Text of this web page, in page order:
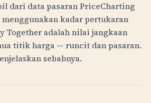
dari data pasaran PriceCharting
menggunakan kadar pertukaran
Together adalah nilai jangkaan
titik harga — runcit dan pasaran.
sebabnya.